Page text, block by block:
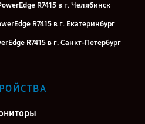
R7415 в г. Челябинск
R7415 в г. Екатеринбург
R7415 в г. Санкт-Петербург